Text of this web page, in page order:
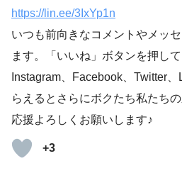
https://lin.ee/3IxYp1n
いつも前向きなコメントやメッ
ます。「いいね」ボタンを押して
Instagram、Facebook、Twitter
らえるとさらにボクたち私たち
応援よろしくお願いします♪
+3